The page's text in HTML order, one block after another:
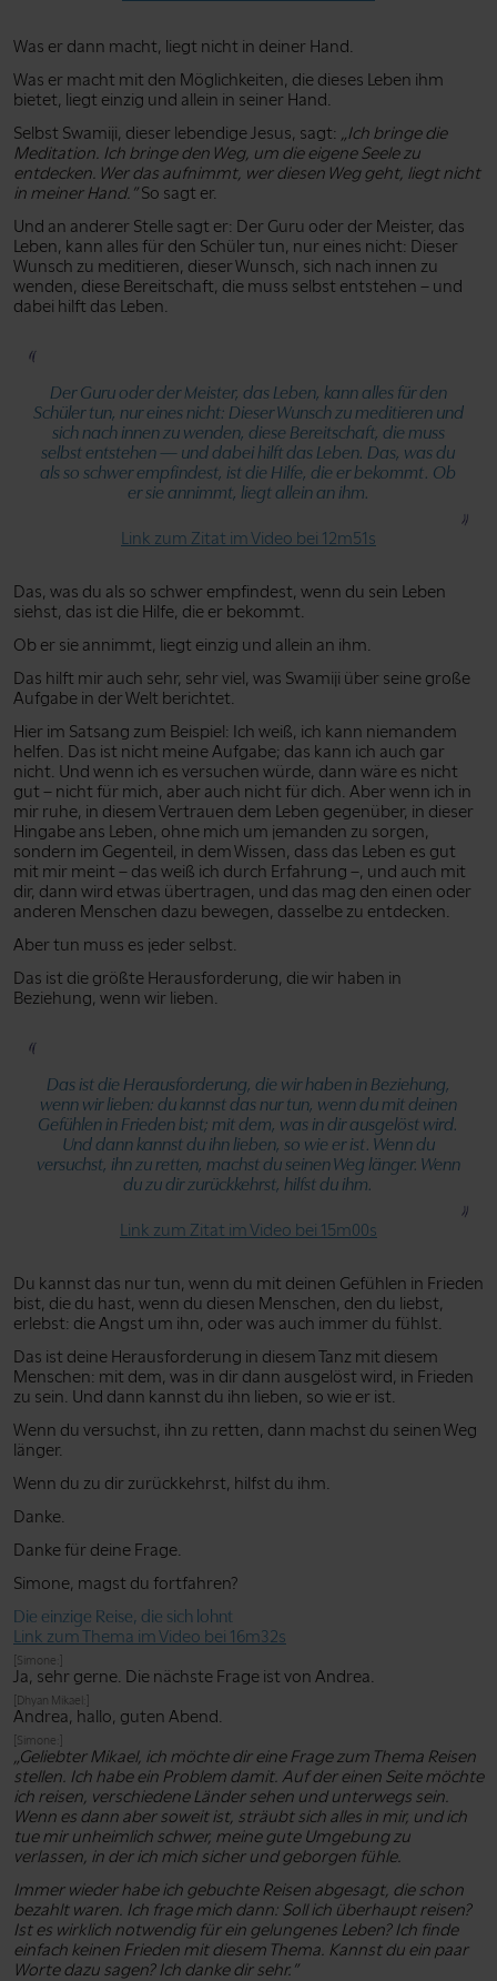
Was er dann macht, liegt nicht in deiner Hand.
Was er macht mit den Möglichkeiten, die dieses Leben ihm
bietet, liegt einzig und allein in seiner Hand.
Selbst Swamiji, dieser lebendige Jesus, sagt:
„Ich bringe die
Meditation. Ich bringe den Weg, um die eigene Seele zu
entdecken. Wer das aufnimmt, wer diesen Weg geht, liegt nicht
in meiner Hand.”So sagt er.
Und an anderer Stelle sagt er: Der Guru oder der Meister, das
Leben, kann alles für den Schüler tun, nur eines nicht: Dieser
Wunsch zu meditieren, dieser Wunsch, sich nach innen zu
wenden, diese Bereitschaft, die muss selbst entstehen – und
dabei hilft das Leben.
Der Guru oder der Meister, das Leben, kann alles für den
Schüler tun, nur eines nicht: Dieser Wunsch zu meditieren und
sich nach innen zu wenden, diese Bereitschaft, die muss
selbst entstehen — und dabei hilft das Leben. Das, was du
als so schwer empfindest, ist die Hilfe, die er bekommt. Ob
er sie annimmt, liegt allein an ihm.
Link zum Zitat im Video bei 12m51s
Das, was du als so schwer empfindest, wenn du sein Leben
siehst, das ist die Hilfe, die er bekommt.
Ob er sie annimmt, liegt einzig und allein an ihm.
Das hilft mir auch sehr, sehr viel, was Swamiji über seine große
Aufgabe in der Welt berichtet.
Hier im Satsang zum Beispiel: Ich weiß, ich kann niemandem
helfen. Das ist nicht meine Aufgabe; das kann ich auch gar
nicht. Und wenn ich es versuchen würde, dann wäre es nicht
gut – nicht für mich, aber auch nicht für dich. Aber wenn ich in
mir ruhe, in diesem Vertrauen dem Leben gegenüber, in dieser
Hingabe ans Leben, ohne mich um jemanden zu sorgen,
sondern im Gegenteil, in dem Wissen, dass das Leben es gut
mit mir meint – das weiß ich durch Erfahrung –, und auch mit
dir, dann wird etwas übertragen, und das mag den einen oder
anderen Menschen dazu bewegen, dasselbe zu entdecken.
Aber tun muss es jeder selbst.
Das ist die größte Herausforderung, die wir haben in
Beziehung, wenn wir lieben.
Das ist die Herausforderung, die wir haben in Beziehung,
wenn wir lieben: du kannst das nur tun, wenn du mit deinen
Gefühlen in Frieden bist; mit dem, was in dir ausgelöst wird.
Und dann kannst du ihn lieben, so wie er ist. Wenn du
versuchst, ihn zu retten, machst du seinen Weg länger. Wenn
du zu dir zurückkehrst, hilfst du ihm.
Link zum Zitat im Video bei 15m00s
Du kannst das nur tun, wenn du mit deinen Gefühlen in Frieden
bist, die du hast, wenn du diesen Menschen, den du liebst,
erlebst: die Angst um ihn, oder was auch immer du fühlst.
Das ist deine Herausforderung in diesem Tanz mit diesem
Menschen: mit dem, was in dir dann ausgelöst wird, in Frieden
zu sein. Und dann kannst du ihn lieben, so wie er ist.
Wenn du versuchst, ihn zu retten, dann machst du seinen Weg
länger.
Wenn du zu dir zurückkehrst, hilfst du ihm.
Danke.
Danke für deine Frage.
Simone, magst du fortfahren?
Die einzige Reise, die sich lohnt
Link zum Thema im Video bei 16m32s
[Simone:]
Ja, sehr gerne. Die nächste Frage ist von Andrea.
[Dhyan Mikael:]
Andrea, hallo, guten Abend.
[Simone:]
„Geliebter Mikael, ich möchte dir eine Frage zum Thema Reisen
stellen. Ich habe ein Problem damit. Auf der einen Seite möchte
ich reisen, verschiedene Länder sehen und unterwegs sein.
Wenn es dann aber soweit ist, sträubt sich alles in mir, und ich
tue mir unheimlich schwer, meine gute Umgebung zu
verlassen, in der ich mich sicher und geborgen fühle.
Immer wieder habe ich gebuchte Reisen abgesagt, die schon
bezahlt waren. Ich frage mich dann: Soll ich überhaupt reisen?
Ist es wirklich notwendig für ein gelungenes Leben? Ich finde
einfach keinen Frieden mit diesem Thema. Kannst du ein paar
Worte dazu sagen? Ich danke dir sehr.”